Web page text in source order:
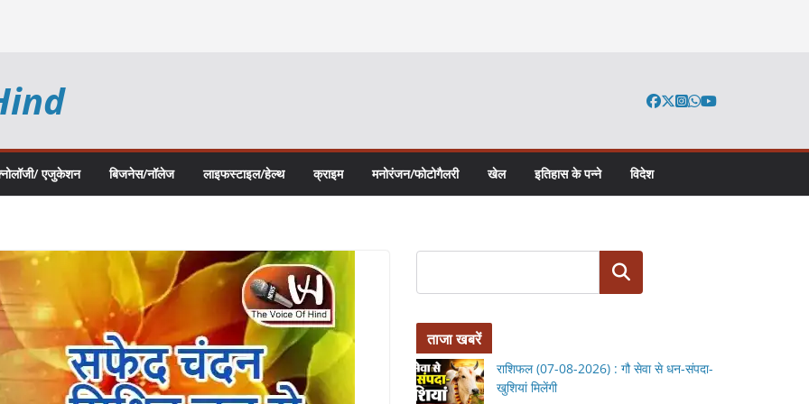
एजुकेशन बिजनेस/नॉलेज लाइफस्टाइल/हेल्थ क्राइम मनोरंजन/फोटोगैलरी खेल इतिहास के पन्ने विदेश
Search
ताजा खबरें
राशिफल (07-08-2026) : गौ सेवा से धन-संपदा-
खुशियां मिलेंगी